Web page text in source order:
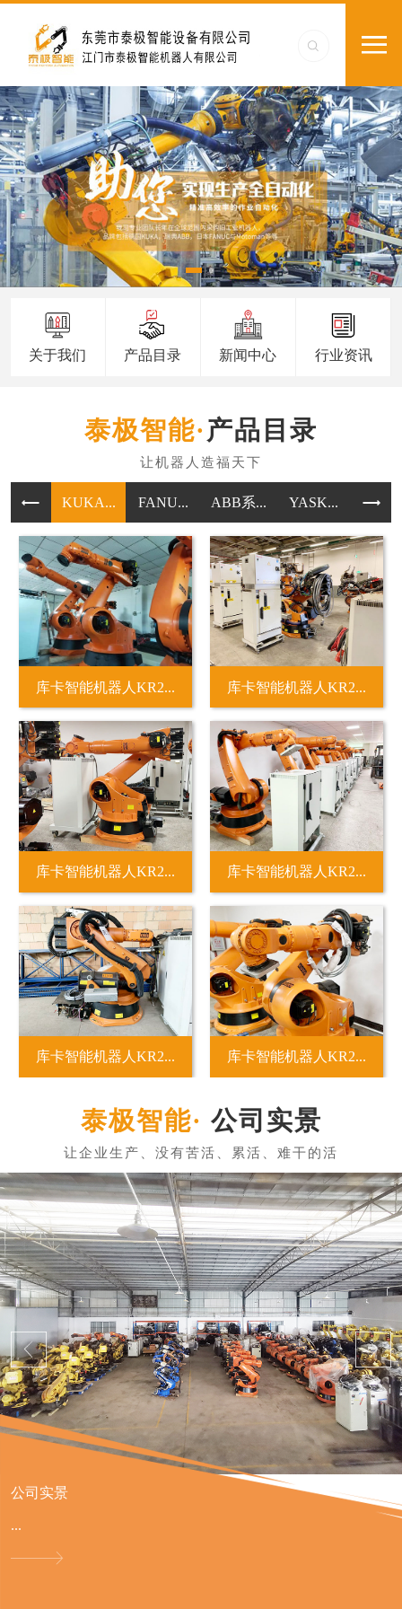
关于我们 产品目录 新闻中心 行业资讯
产品目录
KUKA... FANU... ABB系... YASK... 其他
库卡智能机器人KR2... 库卡智能机器人KR2...
库卡智能机器人KR2... 库卡智能机器人KR2...
库卡智能机器人KR2... 库卡智能机器人KR2...
公司实景
公司实景
...